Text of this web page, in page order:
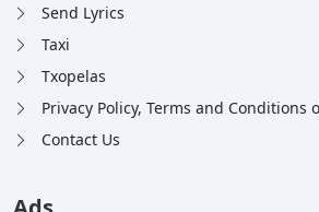
Send Lyrics
Taxi
Txopelas
Privacy Policy, Terms and Conditions
Contact Us